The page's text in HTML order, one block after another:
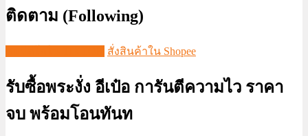
ติดตาม (Following)
สั่งสินค้าใน Shopee
รับซื้อพระงั่ง อีเป๋อ การันตีความไว ราคา
จบ พร้อมโอนทันท